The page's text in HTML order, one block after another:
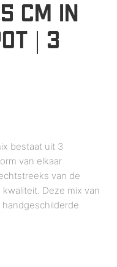
CM IN
| 3
bestaat uit 3
van elkaar
van de
Deze mix van